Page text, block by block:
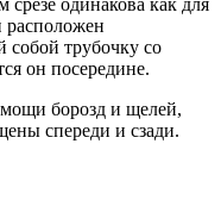
одинакова как для
расположен
собой трубочку со
он посередине.
борозд и щелей,
спереди и сзади.